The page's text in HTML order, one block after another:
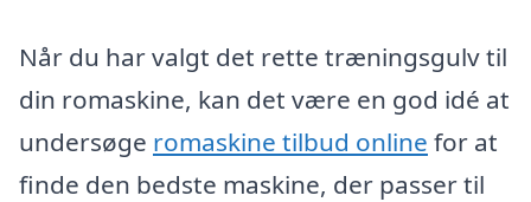
Når du har valgt det rette træningsgulv til
din romaskine, kan det være en god idé at
undersøge romaskine tilbud online for at
finde den bedste maskine, der passer til